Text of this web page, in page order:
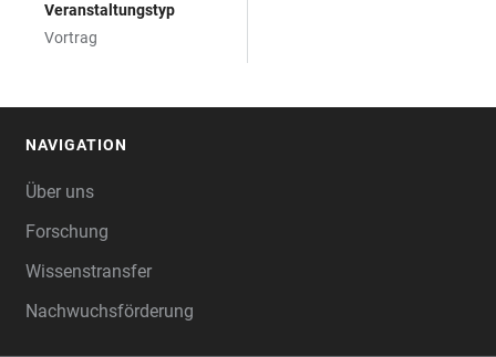
Veranstaltungstyp
Vortrag
NAVIGATION
Über uns
Forschung
Wissenstransfer
Nachwuchsförderung